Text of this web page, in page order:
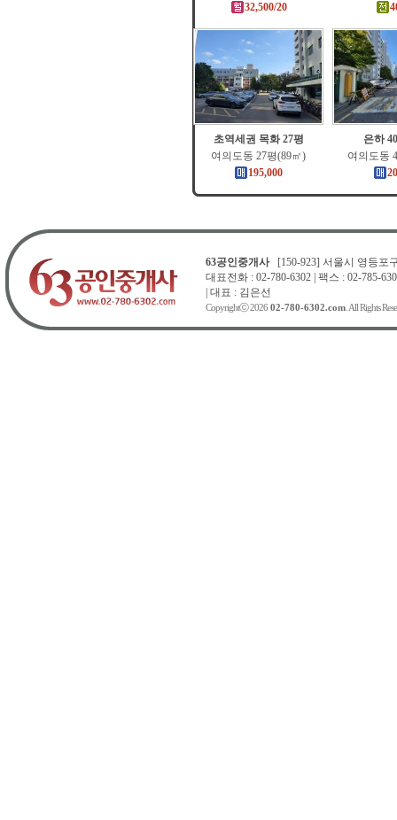
32,500/20
초역세권 목화 27평
여의도동 27평(89㎡)
195,000
은하
여의도동
63공인중개사[150-923] 서울시 영등포
대표전화 : 02-780-6302 | 팩스 : 02-785-
| 대표 : 김은선
Copyrightⓒ 2026 02-780-6302.com. All Rights